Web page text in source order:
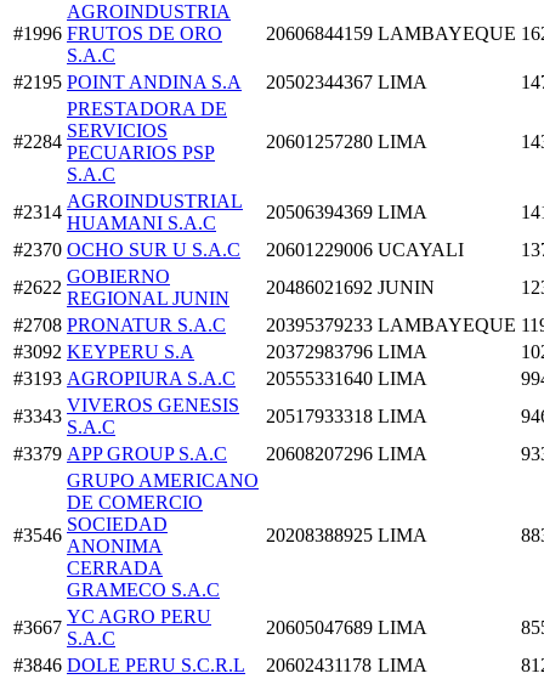
#1996
AGROINDUSTRIA
FRUTOS DE ORO
S.A.C
20606844159 LAMBAYEQUE
#2195 POINT ANDINA S.A 20502344367 LIMA
#2284
PRESTADORA DE
SERVICIOS
PECUARIOS PSP
S.A.C
20601257280 LIMA
#2314
AGROINDUSTRIAL
HUAMANI S.A.C
20506394369 LIMA
#2370 OCHO SUR U S.A.C 20601229006 UCAYALI
#2622
GOBIERNO
REGIONAL JUNIN
20486021692 JUNIN
#2708 PRONATUR S.A.C 20395379233 LAMBAYEQUE
#3092 KEYPERU S.A 20372983796 LIMA
#3193 AGROPIURA S.A.C 20555331640 LIMA
#3343
VIVEROS GENESIS
S.A.C
20517933318 LIMA
#3379 APP GROUP S.A.C 20608207296 LIMA
#3546
GRUPO AMERICANO
DE COMERCIO
SOCIEDAD
ANONIMA
CERRADA
GRAMECO S.A.C
20208388925 LIMA
#3667
YC AGRO PERU
S.A.C
20605047689 LIMA
#3846 DOLE PERU S.C.R.L 20602431178 LIMA